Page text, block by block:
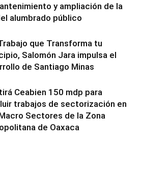
y ampliación de la
alumbrado público
que Transforma tu
Salomón Jara impulsa el
de Santiago Minas
Ceabien 150 mdp para
trabajos de sectorización en
Sectores de la Zona
de Oaxaca